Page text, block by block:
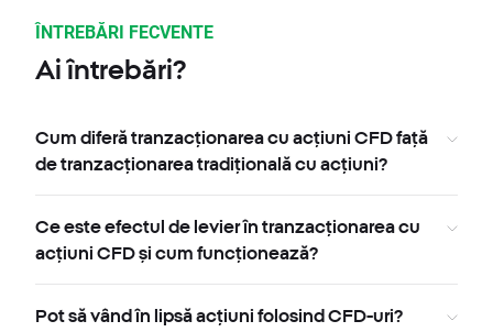
ÎNTREBĂRI FECVENTE
Ai întrebări?
Cum diferă tranzacționarea cu acțiuni CFD față
de tranzacționarea tradițională cu acțiuni?
Ce este efectul de levier în tranzacționarea cu
acțiuni CFD și cum funcționează?
Pot să vând în lipsă acțiuni folosind CFD-uri?